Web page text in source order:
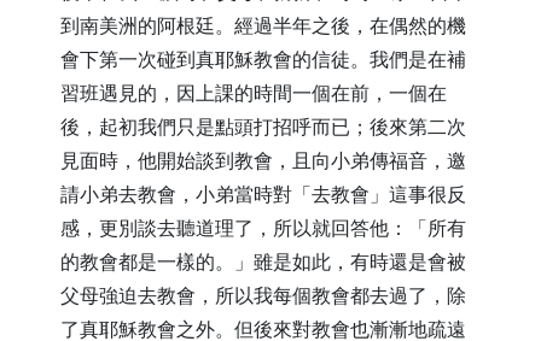
到南美洲的阿根廷。經過半年之後，在偶然的機
會下第一次碰到真耶穌教會的信徒。我們是在補
習班遇見的，因上課的時間一個在前，一個在
後，起初我們只是點頭打招呼而已；後來第二次
見面時，他開始談到教會，且向小弟傳福音，邀
請小弟去教會，小弟當時對「去教會」這事很反
感，更別談去聽道理了，所以就回答他：「所有
的教會都是一樣的。」雖是如此，有時還是會被
父母強迫去教會，所以我每個教會都去過了，除
了真耶穌教會之外。但後來對教會也漸漸地疏遠